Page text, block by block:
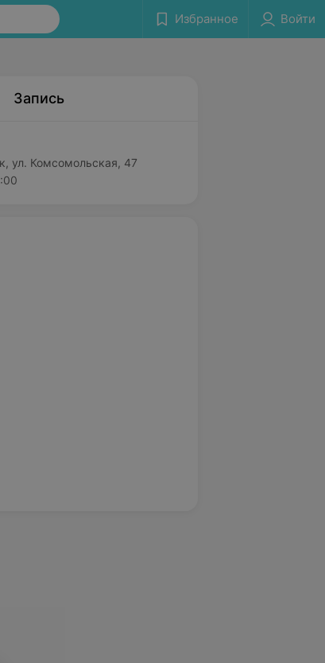
Избранное Войти
Запись
ул. Комсомольская, 47